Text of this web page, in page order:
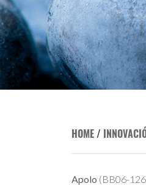
HOME/
Apolo (BB06-